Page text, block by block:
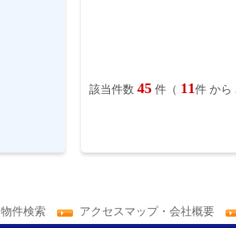
該当件数 45 件（ 11件 から
物件検索 アクセスマップ・会社概要